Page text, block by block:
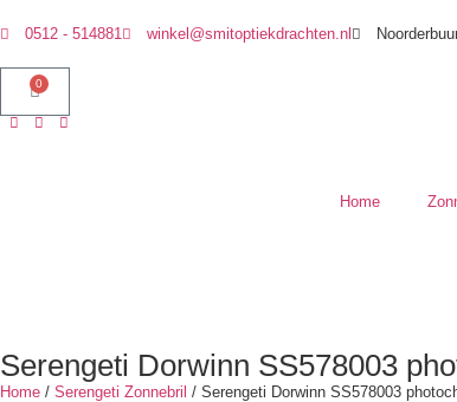
0512 - 514881 winkel@smitoptiekdrachten.nl
0
Home
Serengeti Dorwinn SS578003
Home / Serengeti Zonnebril / Serengeti Dorwinn SS578003